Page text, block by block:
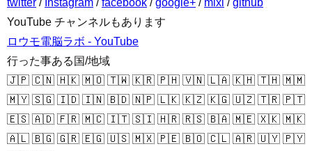
YouTube チャンネルもあります
ロウモ電脳ラボ - YouTube
行った事ある国/地域
🇯🇵 🇨🇳 🇭🇰 🇲🇴 🇹🇼 🇰🇷 🇵🇭 🇻🇳 🇱🇦 🇰🇭 🇹🇭 🇲🇲
🇲🇾 🇸🇬 🇮🇩 🇮🇳 🇧🇩 🇳🇵 🇱🇰 🇰🇿 🇰🇬 🇺🇿 🇹🇷 🇵🇹
🇪🇸 🇦🇩 🇫🇷 🇲🇨 🇮🇹 🇸🇮 🇭🇷 🇷🇸 🇧🇦 🇲🇪 🇽🇰 🇲🇰
🇦🇱 🇧🇬 🇬🇷 🇪🇬 🇺🇸 🇲🇽 🇵🇪 🇧🇴 🇨🇱 🇦🇷 🇺🇾 🇵🇾